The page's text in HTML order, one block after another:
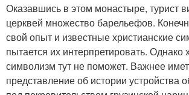
Оказавшись в этом монастыре, турист
церквей множество барельефов.
свой опыт и известные христианские
пытается их интерпретировать. Однако
символизм тут не поможет. Важнее
представление об истории устройства